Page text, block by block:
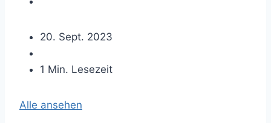
20. Sept. 2023
1 Min. Lesezeit
Alle ansehen